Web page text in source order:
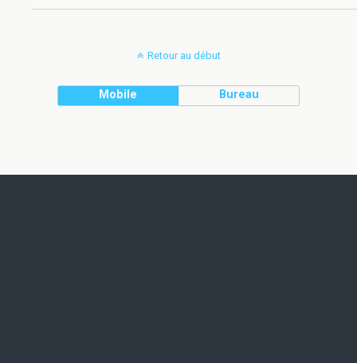
Retour au début
Mobile Bureau